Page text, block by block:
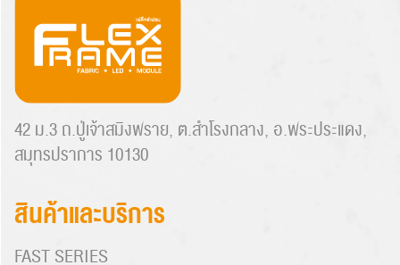
42 ม.3 ถ.ปู่เจ้าสมิงพราย, ต.สำโรงกลาง, อ.พระประแดง,
สมุทรปราการ 10130
สินค้าและบริการ
FAST SERIES